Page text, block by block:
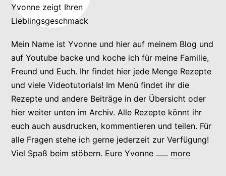
Mein Name ist Yvonne und hier auf meinem Blog und
auf Youtube backe und koche ich für meine Familie,
Freund und Euch. Ihr findet hier jede Menge Rezepte
und viele Videotutorials! Im Menü findet ihr die
Rezepte und andere Beiträge in der Übersicht oder
hier weiter unten im Archiv. Alle Rezepte könnt ihr
euch auch ausdrucken, kommentieren und teilen. Für
alle Fragen stehe ich gerne jederzeit zur Verfügung!
Viel Spaß beim stöbern. Eure Yvonne ...... more